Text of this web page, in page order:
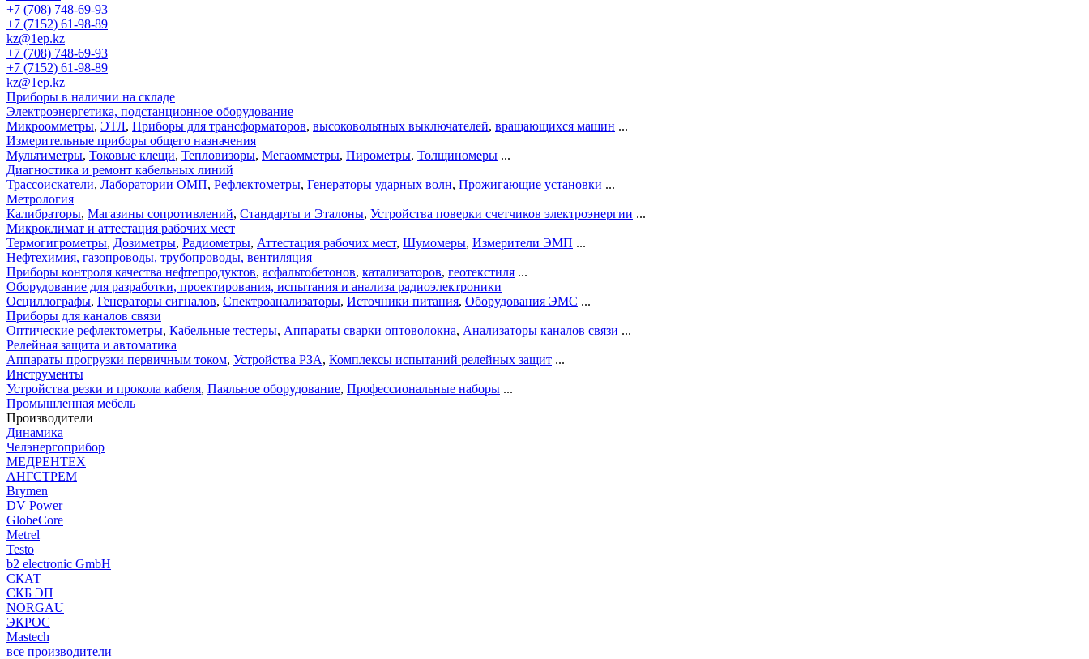
+7 (708) 748-69-93
+7 (7152) 61-98-89
kz@1ep.kz
+7 (708) 748-69-93
+7 (7152) 61-98-89
kz@1ep.kz
Приборы в наличии на складе
Электроэнергетика, подстанционное оборудование
Микроомметры, ЭТЛ, Приборы для трансформаторов, высоковольтных выключателей, вращающихся машин ...
Измерительные приборы общего назначения
Мультиметры, Токовые клещи, Тепловизоры, Мегаомметры, Пирометры, Толщиномеры ...
Диагностика и ремонт кабельных линий
Трассоискатели, Лаборатории ОМП, Рефлектометры, Генераторы ударных волн, Прожигающие установки ...
Метрология
Калибраторы, Магазины сопротивлений, Стандарты и Эталоны, Устройства поверки счетчиков электроэнергии ...
Микроклимат и аттестация рабочих мест
Термогигрометры, Дозиметры, Радиометры, Аттестация рабочих мест, Шумомеры, Измерители ЭМП ...
Нефтехимия, газопроводы, трубопроводы, вентиляция
Приборы контроля качества нефтепродуктов, асфальтобетонов, катализаторов, геотекстиля ...
Оборудование для разработки, проектирования, испытания и анализа радиоэлектроники
Осциллографы, Генераторы сигналов, Спектроанализаторы, Источники питания, Оборудования ЭМС ...
Приборы для каналов связи
Оптические рефлектометры, Кабельные тестеры, Аппараты сварки оптоволокна, Анализаторы каналов связи ...
Релейная защита и автоматика
Аппараты прогрузки первичным током, Устройства РЗА, Комплексы испытаний релейных защит ...
Инструменты
Устройства резки и прокола кабеля, Паяльное оборудование, Профессиональные наборы ...
Промышленная мебель
Производители
Динамика
Челэнергоприбор
МЕДРЕНТЕХ
АНГСТРЕМ
Brymen
DV Power
GlobeCore
Metrel
Testo
b2 electronic GmbH
СКАТ
СКБ ЭП
NORGAU
ЭКРОС
Mastech
все производители